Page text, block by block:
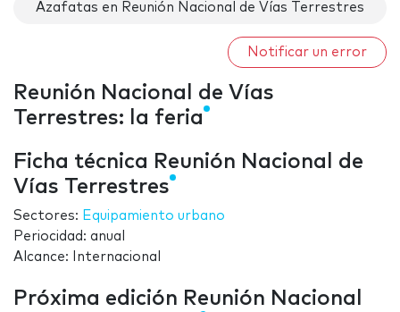
Azafatas en Reunión Nacional de Vías Terrestres
Notificar un error
Reunión Nacional de Vías
Terrestres: la feria
Ficha técnica Reunión Nacional de
Vías Terrestres
Sectores: Equipamiento urbano
Periocidad: anual
Alcance: Internacional
Próxima edición Reunión Nacional